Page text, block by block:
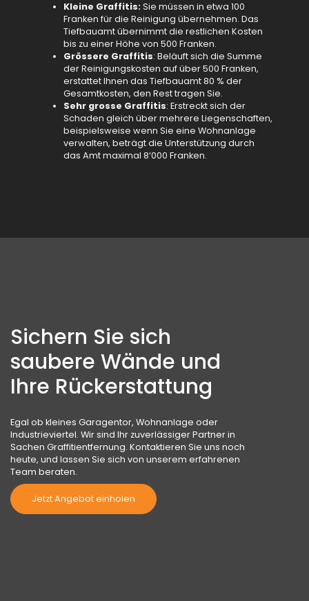
Kleine Graffitis: Sie müssen in etwa 100
Franken für die Reinigung übernehmen. Das
Tiefbauamt übernimmt die restlichen Kosten
bis zu einer Höhe von 500 Franken.
Grössere Graffitis: Beläuft sich die Summe
der Reinigungskosten auf über 500 Franken,
erstattet Ihnen das Tiefbauamt 80 % der
Gesamtkosten, den Rest tragen Sie.
Sehr grosse Graffitis: Erstreckt sich der
Schaden gleich über mehrere Liegenschaften,
beispielsweise wenn Sie eine Wohnanlage
verwalten, beträgt die Unterstützung durch
das Amt maximal 8‘000 Franken.
Sichern Sie sich
saubere Wände und
Ihre Rückerstattung
Egal ob kleines Garagentor, Wohnanlage oder
Industrieviertel. Wir sind Ihr zuverlässiger Partner in
Sachen Graffitientfernung. Kontaktieren Sie uns noch
heute, und lassen Sie sich von unserem erfahrenen
Team beraten.
Jetzt Angebot einholen